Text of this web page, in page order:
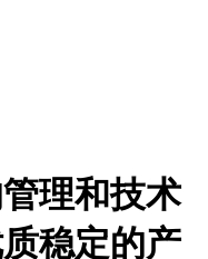
理和技术
稳定的产